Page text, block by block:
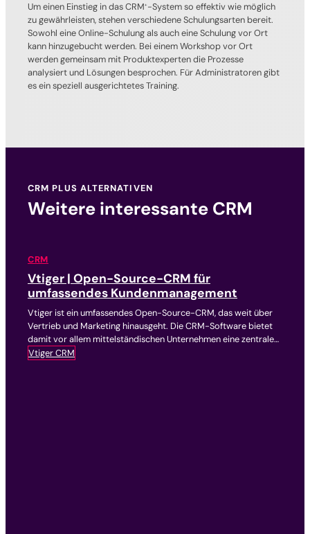
Um einen Einstieg in das CRM+ -System so effektiv wie möglich
zu gewährleisten, stehen verschiedene Schulungsarten bereit.
Sowohl eine Online-Schulung als auch eine Schulung vor Ort
kann hinzugebucht werden. Bei einem Workshop vor Ort
werden gemeinsam mit Produktexperten die Prozesse
analysiert und Lösungen besprochen. Für Administratoren gibt
es ein speziell ausgerichtetes Training.
CRM PLUS ALTERNATIVEN
Weitere interessante CRM
CRM
Vtiger | Open-Source-CRM für
umfassendes Kundenmanagement
Vtiger ist ein umfassendes Open-Source-CRM, das weit über
Vertrieb und Marketing hinausgeht. Die CRM-Software bietet
damit vor allem mittelständischen Unternehmen eine zentrale
und webbasierte Kundenverwaltung.
Vtiger CRM